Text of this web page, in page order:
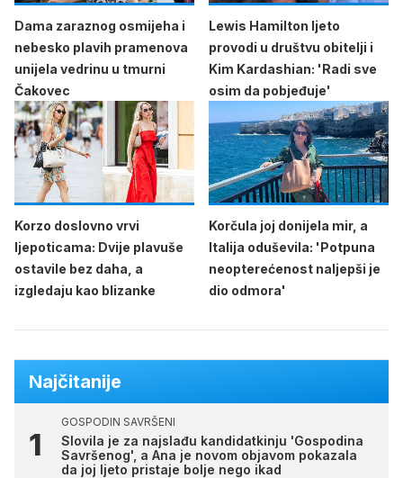
Dama zaraznog osmijeha i
nebesko plavih pramenova
unijela vedrinu u tmurni
Čakovec
Lewis Hamilton ljeto
provodi u društvu obitelji i
Kim Kardashian: 'Radi sve
osim da pobjeđuje'
Korzo doslovno vrvi
ljepoticama: Dvije plavuše
ostavile bez daha, a
izgledaju kao blizanke
Korčula joj donijela mir, a
Italija oduševila: 'Potpuna
neopterećenost naljepši je
dio odmora'
Najčitanije
GOSPODIN SAVRŠENI
Slovila je za najslađu kandidatkinju 'Gospodina
Savršenog', a Ana je novom objavom pokazala
da joj ljeto pristaje bolje nego ikad